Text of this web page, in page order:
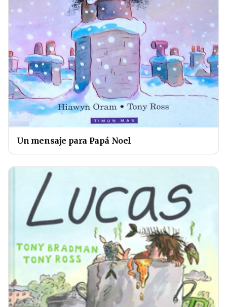
Un mensaje para Papá Noel